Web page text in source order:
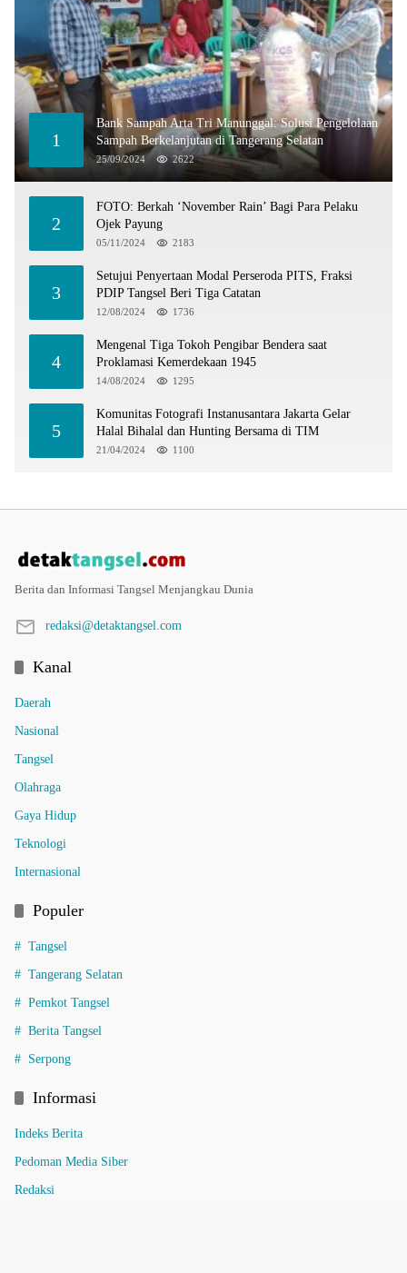
1
Bank Sampah Arta Tri Manunggal: Solusi Pengelolaan
Sampah Berkelanjutan di Tangerang Selatan
25/09/2024 2622
2
FOTO: Berkah ‘November Rain’ Bagi Para Pelaku
Ojek Payung
05/11/2024 2183
3
Setujui Penyertaan Modal Perseroda PITS, Fraksi
PDIP Tangsel Beri Tiga Catatan
12/08/2024 1736
4
Mengenal Tiga Tokoh Pengibar Bendera saat
Proklamasi Kemerdekaan 1945
14/08/2024 1295
5
Komunitas Fotografi Instanusantara Jakarta Gelar
Halal Bihalal dan Hunting Bersama di TIM
21/04/2024 1100
Berita dan Informasi Tangsel Menjangkau Dunia
redaksi@detaktangsel.com
Kanal
Daerah
Nasional
Tangsel
Olahraga
Gaya Hidup
Teknologi
Internasional
Populer
Tangsel
Tangerang Selatan
Pemkot Tangsel
Berita Tangsel
Serpong
Informasi
Indeks Berita
Pedoman Media Siber
Redaksi